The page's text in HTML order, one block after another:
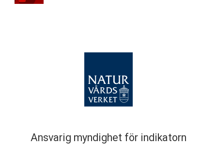
Ansvarig myndighet för indikatorn